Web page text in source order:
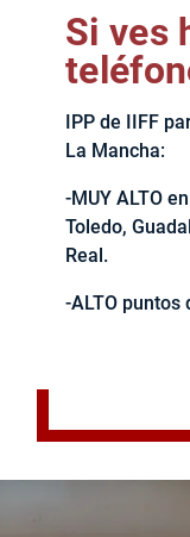
Si ves
IPP de IIFF
La Mancha:
-MUY ALTO
Toledo,
Real.
-ALTO puntos